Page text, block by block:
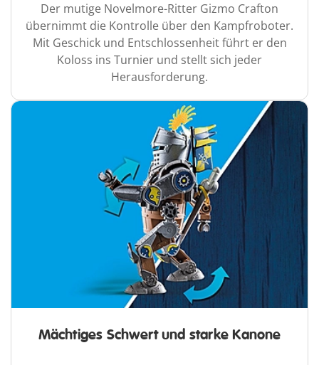
Der mutige Novelmore-Ritter Gizmo Crafton
übernimmt die Kontrolle über den Kampfroboter.
Mit Geschick und Entschlossenheit führt er den
Koloss ins Turnier und stellt sich jeder
Herausforderung.
Mächtiges Schwert und starke Kanone